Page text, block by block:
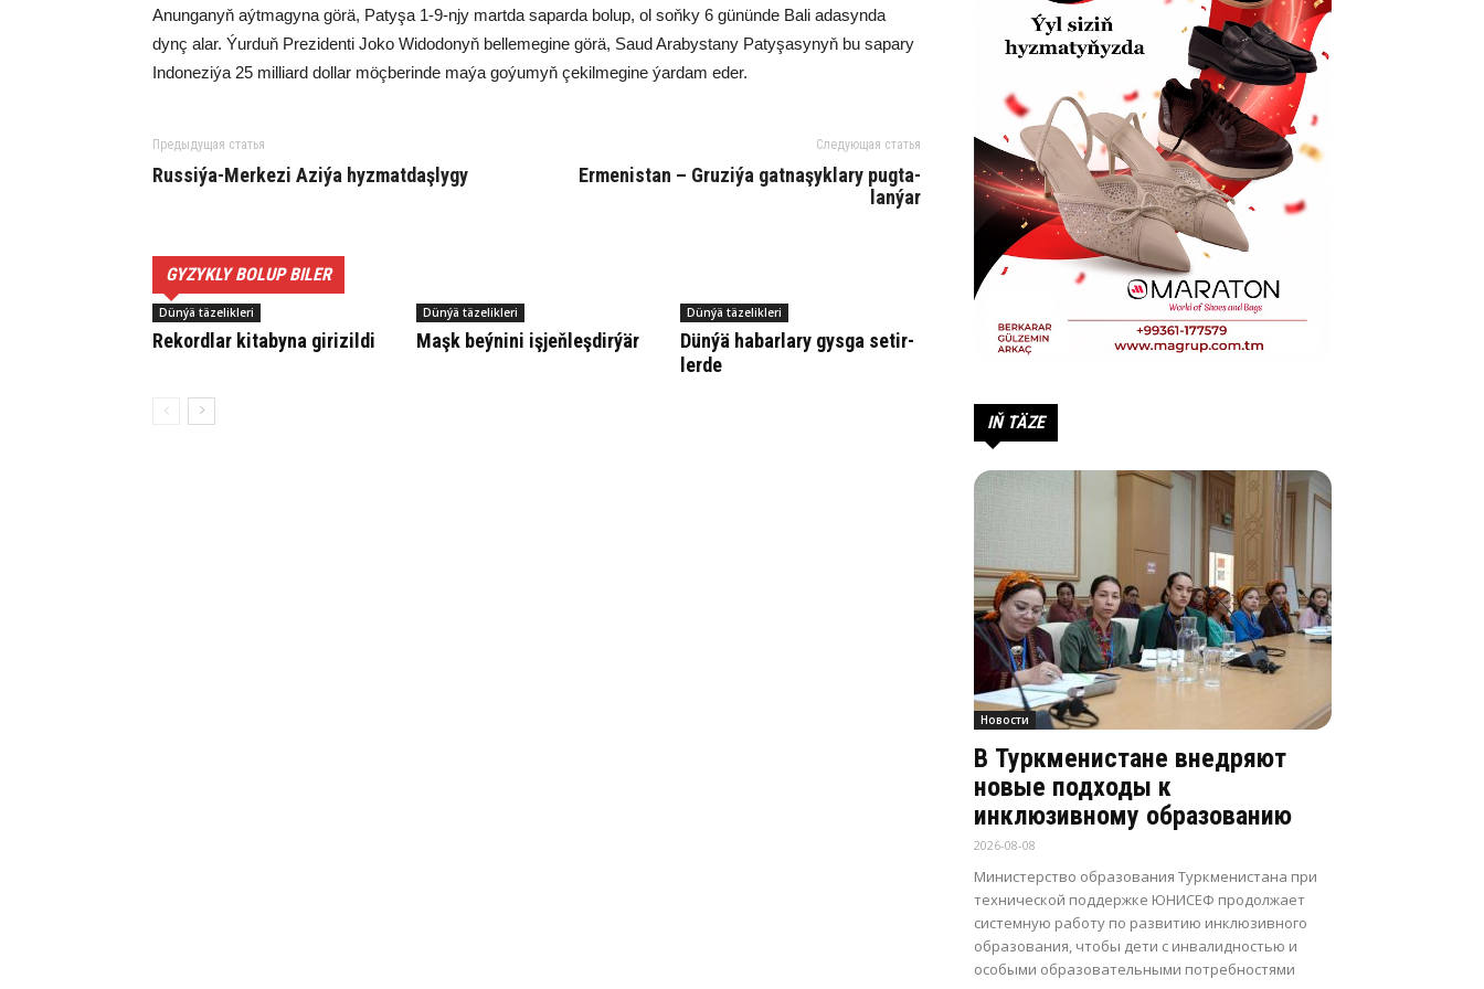
Anun­ga­nyň aýt­ma­gy­na gö­rä, Pa­ty­şa 1-9-njy martda sa­par­da bo­lup, ol soň­ky 6 gü­nün­de Ba­li ada­syn­da
dynç alar. Ýur­duň Pre­zi­den­ti Jo­ko Wi­do­do­nyň bel­le­me­gi­ne gö­rä, Sa­ud Arabystany Pa­ty­şa­sy­nyň bu sa­pa­ry
In­do­ne­zi­ýa 25 mil­liard dol­lar möç­be­rin­de ma­ýa go­ýu­myň çe­kil­me­gi­ne ýar­dam eder.
Предыдущая статья
Rus­si­ýa-Mer­ke­zi Azi­ýa hyz­mat­daş­ly­gy
Следующая статья
Er­me­nis­tan – Gru­zi­ýa gat­na­şyk­la­ry pug­ta­
lan­ýar
GYZYKLY BOLUP BILER
Dünýä täzelikleri
Re­kord­lar ki­ta­by­na gi­ri­zil­di
Dünýä täzelikleri
Maşk beý­ni­ni iş­jeň­leş­dir­ýär
Dünýä täzelikleri
Dün­ýä ha­bar­la­ry gys­ga se­tir­
ler­de
IŇ TÄZE
Новости
В Туркменистане внедряют
новые подходы к
инклюзивному образованию
2026-08-08
Министерство образования Туркменистана при
технической поддержке ЮНИСЕФ продолжает
системную работу по развитию инклюзивного
образования, чтобы дети с инвалидностью и
особыми образовательными потребностями